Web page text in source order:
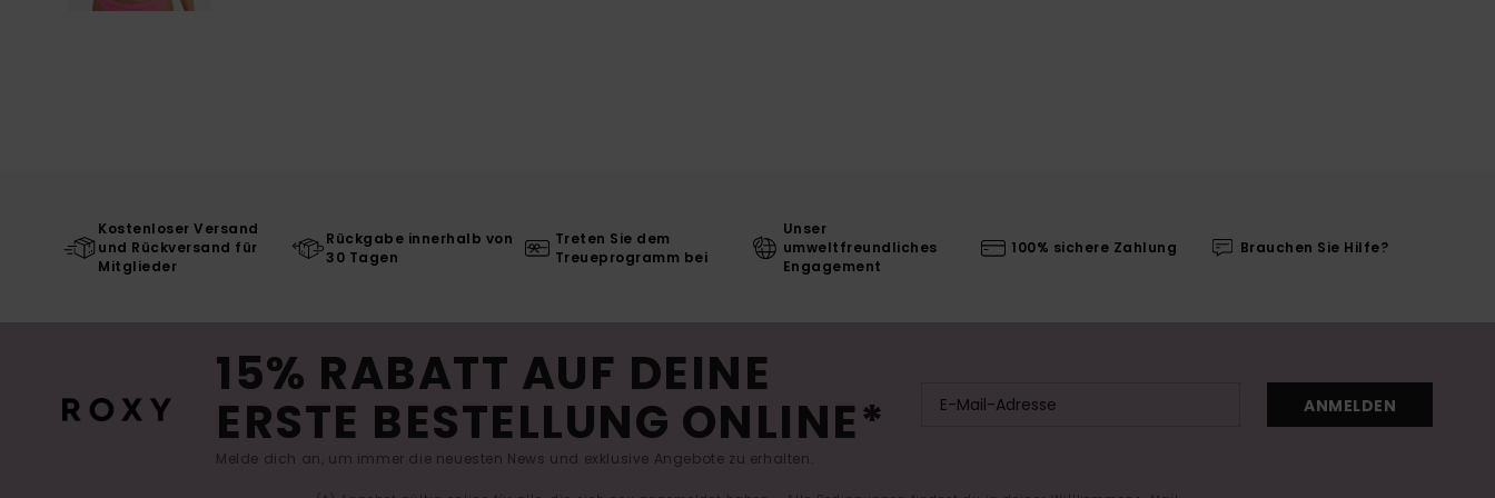
Kostenloser Versand
und Rückversand für
Mitglieder
Rückgabe innerhalb von
30 Tagen
Treten Sie dem
Treueprogramm bei
Unser
umweltfreundliches
Engagement
100% sichere Zahlung Brauchen Sie Hilfe?
15% RABATT AUF DEINE
ERSTE BESTELLUNG ONLINE*
Melde dich an, um immer die neuesten News und exklusive Angebote zu erhalten.
ANMELDEN